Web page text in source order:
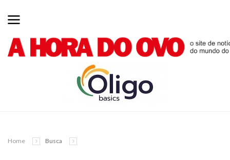
Home Busca